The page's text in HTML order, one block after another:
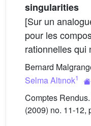
singularities
[Sur un
pour les
rationnelles qui
Bernard
Selma Altınok1
Comptes
(2009) no. 11-12,